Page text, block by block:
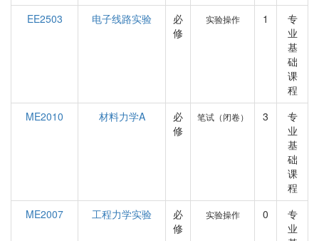
EE2503
电子线路实验
必
修
实验操作 1
专
业
基
础
课
程
ME2010
材料力学A
必
修
笔试（闭卷） 3
专
业
基
础
课
程
ME2007
工程力学实验
必
修
实验操作 0
专
业